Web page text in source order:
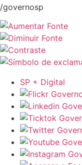
/governosp
SP + Digital